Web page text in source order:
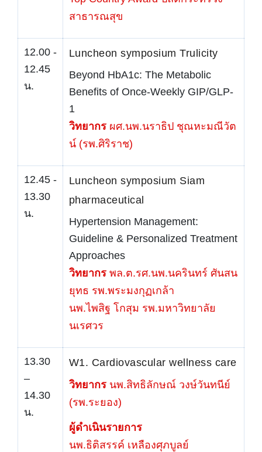
สาธารณสุข
12.00 -
12.45
น.
Luncheon symposium Trulicity
Beyond HbA1c: The Metabolic
Benefits of Once-Weekly GIP/GLP-
1
วิทยากร ผศ.นพ.นราธิป ชุณหะมณีวัต
น์ (รพ.ศิริราช)
12.45 -
13.30
น.
Luncheon symposium Siam
pharmaceutical
Hypertension Management:
Guideline & Personalized Treatment
Approaches
วิทยากรพล.ต.รศ.นพ.นครินทร์ ศันสน
ยุทธ รพ.พระมงกุฏเกล้า
นพ.ไพสิฐ โกสุม รพ.มหาวิทยาลัย
นเรศวร
13.30
–
14.30
น.
W1. Cardiovascular wellness care
วิทยากร นพ.สิทธิลักษณ์ วงษ์วันทนีย์
(รพ.ระยอง)
ผู้ดำเนินรายการ
นพ.ธิติสรรค์ เหลืองศุภบูลย์